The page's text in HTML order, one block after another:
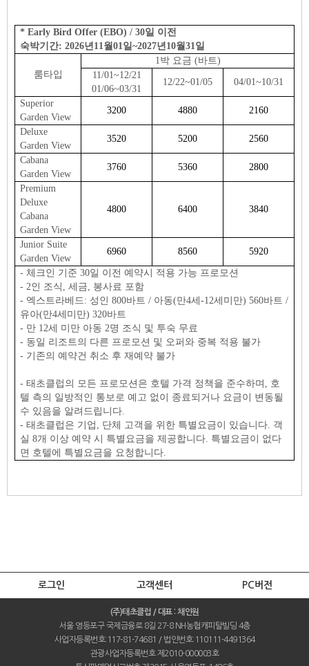
* Early Bird Offer (EBO) / 30일 이전
숙박기간: 2026년11월01일~2027년10월31일
룸타입
1박 요금 (바트)
11/01~12/21
01/06~03/31
12/22~01/05 04/01~10/31
Superior
Garden View
3200 4880 2160
Deluxe
Garden View
3520 5200 2560
Cabana
Garden View
3760 5360 2800
Premium
Deluxe
Cabana
Garden View
4800 6400 3840
Junior Suite
Garden View
6960 8560 5920
- 체크인 기준 30일 이전 예약시 적용 가능 프로모션
- 2인 조식, 세금, 봉사료 포함
- 엑스트라베드: 성인 800바트 / 아동(만4세-12세미만) 560바트 /
유아(만4세미만) 320바트
- 만 12세 미만 아동 2명 조식 및 투숙 무료
- 동일 리조트의 다른 프로모션 및 오퍼와 중복 적용 불가
- 기존의 예약건 취소 후 재예약 불가
- 태초클럽의 모든 프로모션은 호텔 가격 정책을 준수하며, 호
텔 측의 일방적인 통보로 예고 없이 종료되거나 요금이 변동될
수 있음을 알려드립니다.
- 태초클럽은 기업, 단체 고객을 위한 특별요금이 있습니다. 객
실 8개 이상 예약 시 특별요금을 제공합니다. 특별요금이 없다
면 호텔에 특별요금을 요청합니다.
로그인 고객센터 PC버전
(주)태초클럽 / 대표 : 채인원
서울 영등포구 국제금융로 8길 27-8 NH농협캐피탈빌딩 4층
사업자등록번호:117-81-74681 / 법인번호:110111-4491364
관광사업자등록번호 제2010-000003호